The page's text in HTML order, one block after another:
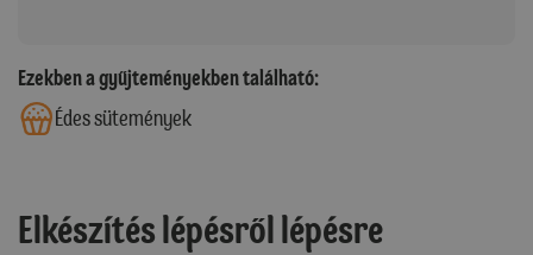
Ezekben a gyűjteményekben található:
Édes sütemények
Elkészítés lépésről lépésre